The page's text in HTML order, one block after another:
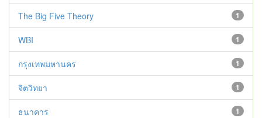
1
The Big Five Theory
1
WBI
1
กรุงเทพมหานคร
1
จิตวิทยา
1
ธนาคาร